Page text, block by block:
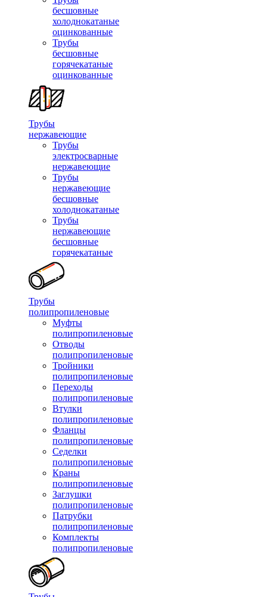
бесшовные
холоднокатаные
оцинкованные
Трубы
бесшовные
горячекатаные
оцинкованные
Трубы
нержавеющие
Трубы
электросварные
нержавеющие
Трубы
нержавеющие
бесшовные
холоднокатаные
Трубы
нержавеющие
бесшовные
горячекатаные
Трубы
полипропиленовые
Муфты
полипропиленовые
Отводы
полипропиленовые
Тройники
полипропиленовые
Переходы
полипропиленовые
Втулки
полипропиленовые
Фланцы
полипропиленовые
Седелки
полипропиленовые
Краны
полипропиленовые
Заглушки
полипропиленовые
Патрубки
полипропиленовые
Комплекты
полипропиленовые